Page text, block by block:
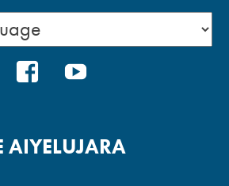
Agbara Ero Rere
Kinni O Mọ?
FACEBOOK
AIYELUJARA